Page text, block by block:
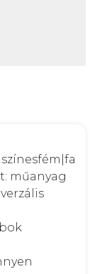
műanyag